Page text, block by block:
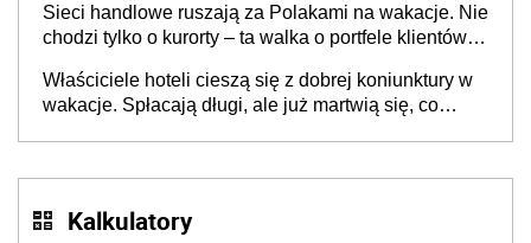
Sieci handlowe ruszają za Polakami na wakacje. Nie
chodzi tylko o kurorty – ta walka o portfele klientów
cichu
Właściciele hoteli cieszą się z dobrej koniunktury w
wakacje. Spłacają długi, ale już martwią się, co
Kalkulatory